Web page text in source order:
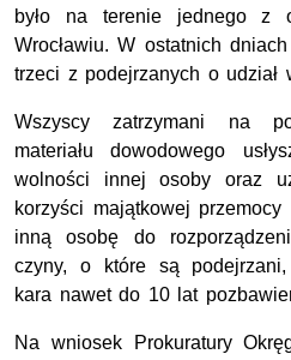
było na terenie jednego z
Wrocławiu. W ostatnich
trzeci z podejrzanych o udział
Wszyscy zatrzymani na
materiału dowodowego
wolności innej osoby oraz
korzyści majątkowej
inną osobę do
czyny, o które są
kara nawet do 10 lat
Na wniosek Prokuratury